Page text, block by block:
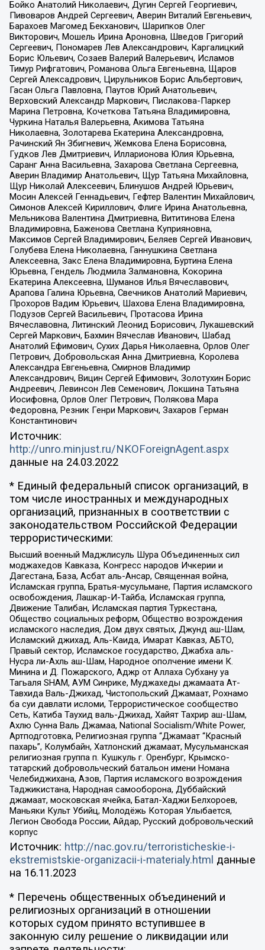
Бойко Анатолий Николаевич, Дугин Сергей Георгиевич,
Пивоваров Андрей Сергеевич, Аверин Виталий Евгеньевич,
Барахоев Магомед Бекханович, Шарипков Олег
Викторович, Мошель Ирина Ароновна, Шведов Григорий
Сергеевич, Пономарев Лев Александрович, Каргалицкий
Борис Юльевич, Созаев Валерий Валерьевич, Исламов
Тимур Рифгатович, Романова Ольга Евгеньевна, Щаров
Сергей Алексадрович, Цирульников Борис Альбертович,
Гасан Ольга Павловна, Паутов Юрий Анатольевич,
Верховский Александр Маркович, Пислакова-Паркер
Марина Петровна, Кочеткова Татьяна Владимировна,
Чуркина Наталья Валерьевна, Акимова Татьяна
Николаевна, Золотарева Екатерина Александровна,
Рачинский Ян Збигневич, Жемкова Елена Борисовна,
Гудков Лев Дмитриевич, Илларионова Юлия Юрьевна,
Саранг Анна Васильевна, Захарова Светлана Сергеевна,
Аверин Владимир Анатольевич, Щур Татьяна Михайловна,
Щур Николай Алексеевич, Блинушов Андрей Юрьевич,
Мосин Алексей Геннадьевич, Гефтер Валентин Михайлович,
Симонов Алексей Кириллович, Флиге Ирина Анатольевна,
Мельникова Валентина Дмитриевна, Вититинова Елена
Владимировна, Баженова Светлана Куприяновна,
Максимов Сергей Владимирович, Беляев Сергей Иванович,
Голубева Елена Николаевна, Ганнушкина Светлана
Алексеевна, Закс Елена Владимировна, Буртина Елена
Юрьевна, Гендель Людмила Залмановна, Кокорина
Екатерина Алексеевна, Шуманов Илья Вячеславович,
Арапова Галина Юрьевна, Свечников Анатолий Мариевич,
Прохоров Вадим Юрьевич, Шахова Елена Владимировна,
Подузов Сергей Васильевич, Протасова Ирина
Вячеславовна, Литинский Леонид Борисович, Лукашевский
Сергей Маркович, Бахмин Вячеслав Иванович, Шабад
Анатолий Ефимович, Сухих Дарья Николаевна, Орлов Олег
Петрович, Добровольская Анна Дмитриевна, Королева
Александра Евгеньевна, Смирнов Владимир
Александрович, Вицин Сергей Ефимович, Золотухин Борис
Андреевич, Левинсон Лев Семенович, Локшина Татьяна
Иосифовна, Орлов Олег Петрович, Полякова Мара
Федоровна, Резник Генри Маркович, Захаров Герман
Константинович
Источник:
http://unro.minjust.ru/NKOForeignAgent.aspx
данные на 24.03.2022
* Единый федеральный список организаций, в
том числе иностранных и международных
организаций, признанных в соответствии с
законодательством Российской Федерации
террористическими:
Высший военный Маджлисуль Шура Объединенных сил
моджахедов Кавказа, Конгресс народов Ичкерии и
Дагестана, База, Асбат аль-Ансар, Священная война,
Исламская группа, Братья-мусульмане, Партия исламского
освобождения, Лашкар-И-Тайба, Исламская группа,
Движение Талибан, Исламская партия Туркестана,
Общество социальных реформ, Общество возрождения
исламского наследия, Дом двух святых, Джунд аш-Шам,
Исламский джихад, Аль-Каида, Имарат Кавказ, АБТО,
Правый сектор, Исламское государство, Джабха аль-
Нусра ли-Ахль аш-Шам, Народное ополчение имени К.
Минина и Д. Пожарского, Аджр от Аллаха Субхану уа
Тагьаля SHAM, АУМ Синрике, Муджахеды джамаата Ат-
Тавхида Валь-Джихад, Чистопольский Джамаат, Рохнамо
ба суи давлати исломи, Террористическое сообщество
Сеть, Катиба Таухид валь-Джихад, Хайят Тахрир аш-Шам,
Ахлю Сунна Валь Джамаа, National Socialism/White Power,
Артподготовка, Религиозная группа “Джамаат “Красный
пахарь”, Колумбайн, Хатлонский джамаат, Мусульманская
религиозная группа п. Кушкуль г. Оренбург, Крымско-
татарский добровольческий батальон имени Номана
Челебиджихана, Азов, Партия исламского возрождения
Таджикистана, Народная самооборона, Дуббайский
джамаат, московская ячейка, Батал-Хаджи Белхороев,
Маньяки Культ Убийц, Молодёжь Которая Улыбается,
Легион Свобода России, Айдар, Русский добровольческий
корпус
Источник: http://nac.gov.ru/terroristicheskie-i-
ekstremistskie-organizacii-i-materialy.html данные
на 16.11.2023
* Перечень общественных объединений и
религиозных организаций в отношении
которых судом принято вступившее в
законную силу решение о ликвидации или